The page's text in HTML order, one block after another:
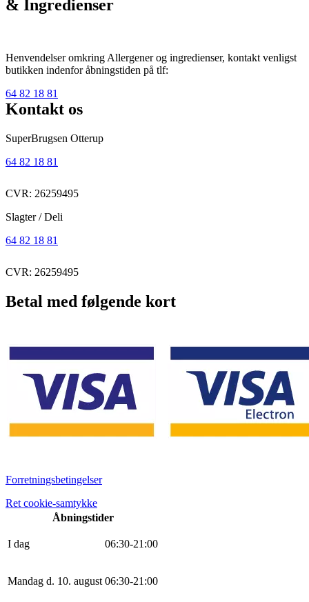
& Ingredienser
Henvendelser omkring Allergener og ingredienser, kontakt venligst
butikken indenfor åbningstiden på tlf:
64 82 18 81
Kontakt os
SuperBrugsen Otterup
64 82 18 81
CVR: 26259495
Slagter / Deli
64 82 18 81
CVR: 26259495
Betal med følgende kort
Forretningsbetingelser
Ret cookie-samtykke
Åbningstider
I dag 06:30-21 :00
Mandag d. 10. august 06:30-21 :00